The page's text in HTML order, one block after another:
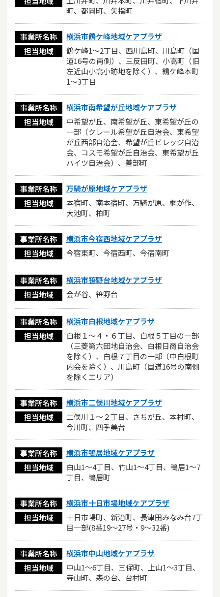
町、都岡町、矢指町
事業所名称
横浜市鶴ケ峰地域ケアプラザ
担当地域
鶴ケ峰1〜2丁目、西川島町、川島町（国
道16号の南側）、三反田町、小高町（旧
左近山小高小跡地を除く）、鶴ケ峰本町
1〜3丁目
事業所名称
横浜市南希望が丘地域ケアプラザ
担当地域
中希望が丘、南希望が丘、東希望が丘の
一部（クレール希望が丘自治会、東希望
が丘西部自治会、希望が丘ビレッジ自治
会、コスモ希望が丘自治会、東希望が丘
ハイツ自治会）、善部町
事業所名称
万騎が原地域ケアプラザ
担当地域
本宿町、南本宿町、万騎が原、桐が作、
大池町、柏町
事業所名称
横浜市今宿西地域ケアプラザ
担当地域
今宿東町、今宿西町、今宿南町
事業所名称
横浜市笹野台地域ケアプラザ
担当地域
金が谷、笹野台
事業所名称
横浜市白根地域ケアプラザ
担当地域
白根１～４・６丁目、白根５丁目の一部
（三菱第六団地自治会、白根日商自治会
を除く）、白根７丁目の一部（中白根町
内会を除く）、川島町（国道16号の南側
を除くエリア）
事業所名称
横浜市二俣川地域ケアプラザ
担当地域
二俣川１～２丁目、さちが丘、本村町、
今川町、四季美台
事業所名称
横浜市鴨居地域ケアプラザ
担当地域
白山1～4丁目、竹山1～4丁目、鴨居1～7
丁目、鴨居町
事業所名称
横浜市十日市場地域ケアプラザ
担当地域
十日市場町、新治町、長津田みなみ台7丁
目一部(8番19～27号・9～32番)
事業所名称
横浜市中山地域ケアプラザ
担当地域
中山1～6丁目、三保町、上山1～3丁目、
寺山町、森の台、台村町